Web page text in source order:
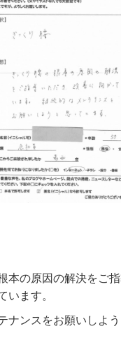
本の原因の解決をご指
います。
ナンスをお願いしよ